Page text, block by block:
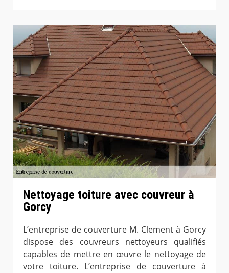
Nettoyage toiture avec couvreur à
Gorcy
L’entreprise de couverture M. Clement à Gorcy
dispose des couvreurs nettoyeurs qualifiés
capables de mettre en œuvre le nettoyage de
votre toiture. L’entreprise de couverture à